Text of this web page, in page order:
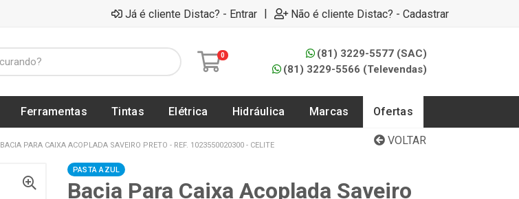
Já é cliente Distac? - Entrar | Não é cliente Distac? - Cadastrar
0
(81) 3229-5577 (SAC)
(81) 3229-5566 (Televendas)
Ferramentas Tintas Elétrica Hidráulica Marcas Ofertas
VOLTAR
BACIA PARA CAIXA ACOPLADA SAVEIRO PRETO - REF. 1023550020300 - CELITE
PASTA AZUL
Bacia Para Caixa Acoplada Saveiro